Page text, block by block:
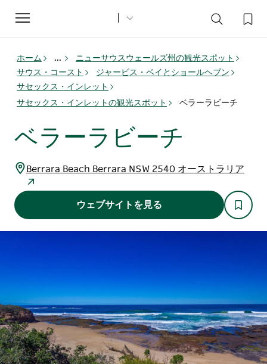
Toggle
navigation
ホーム ...
ニューサウスウェールズ州の観光スポット
サウス・コースト
ジャービス・ベイとショールヘブン
サセックス・インレット
サセックス・インレットの観光スポット
ベラーラビーチ
ベラーラビーチ
Berrara Beach Berrara NSW 2540 オーストラリア
ウェブサイトを見る